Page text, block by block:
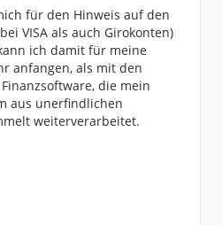
für den Hinweis auf den
VISA als auch Girokonten)
ich damit für meine
anfangen, als mit den
die mein
aus unerfindlichen
weiterverarbeitet.